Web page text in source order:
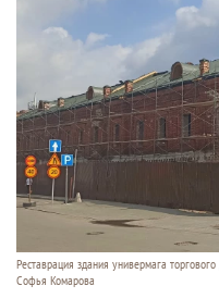
Реставрация здания универмага
Софья Комарова